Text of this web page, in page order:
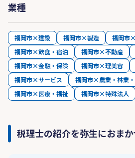
業種
福岡市×建設 福岡市×製造 福岡市
福岡市×飲食・宿泊
福岡市×不動産
福岡市×金融・保険
福岡市×理美容
福岡市×サービス
福岡市×農業・林業
福岡市×医療・福祉
福岡市×特殊法人
税理士の紹介を弥生におま